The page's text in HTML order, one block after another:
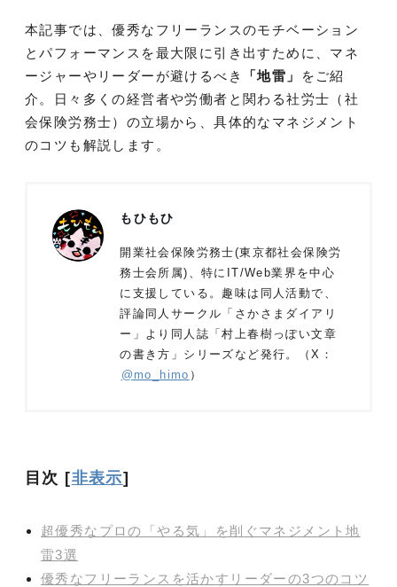
本記事では、優秀なフリーランスのモチベーション
とパフォーマンスを最大限に引き出すために、マネ
ージャーやリーダーが避けるべき
「地雷」
をご紹
介。日々多くの経営者や労働者と関わる社労士（社
会保険労務士）の立場から、具体的なマネジメント
のコツも解説します。
もひもひ
開業社会保険労務士(東京都社会保険労
務士会所属)、特にIT/Web業界を中心
に支援している。趣味は同人活動で、
評論同人サークル「さかさまダイアリ
ー」より同人誌「村上春樹っぽい文章
の書き方」シリーズなど発行。（X：
@mo_himo ）
目次 [非表示]
超優秀なプロの「やる気」を削ぐマネジメント地
雷3選
優秀なフリーランスを活かすリーダーの3つのコツ